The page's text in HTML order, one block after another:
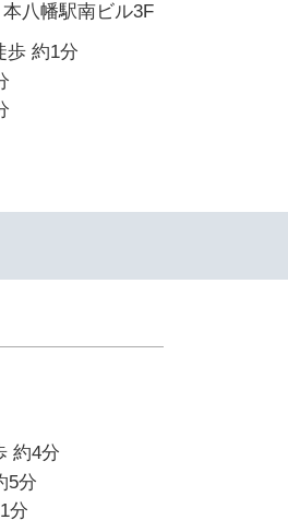
八幡駅南ビル3F
歩 約1分
約4分
5分
分